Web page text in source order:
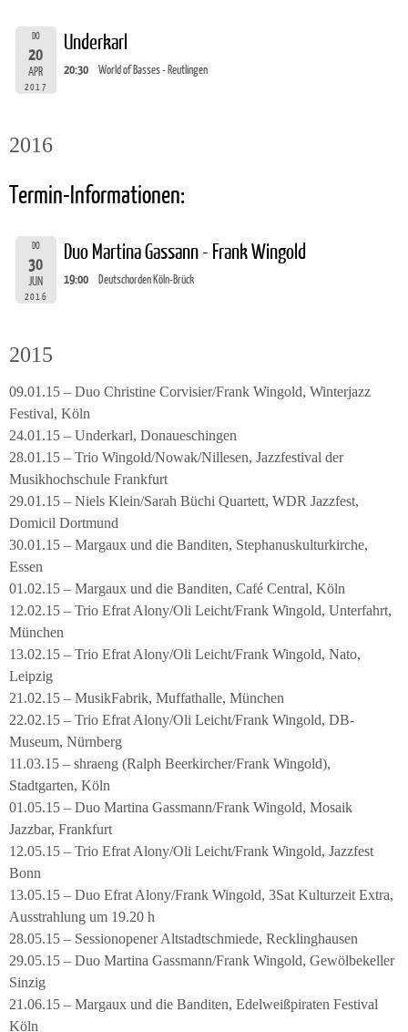
DO
20
APR
2017
Underkarl
20:30 World of Basses - Reutlingen
2016
Termin-Informationen:
DO
30
JUN
2016
Duo Martina Gassann - Frank Wingold
19:00 Deutschorden Köln-Brück
2015
09.01.15 – Duo Christine Corvisier/Frank Wingold, Winterjazz
Festival, Köln
24.01.15 – Underkarl, Donaueschingen
28.01.15 – Trio Wingold/Nowak/Nillesen, Jazzfestival der
Musikhochschule Frankfurt
29.01.15 – Niels Klein/Sarah Büchi Quartett, WDR Jazzfest,
Domicil Dortmund
30.01.15 – Margaux und die Banditen, Stephanuskulturkirche,
Essen
01.02.15 – Margaux und die Banditen, Café Central, Köln
12.02.15 – Trio Efrat Alony/Oli Leicht/Frank Wingold, Unterfahrt,
München
13.02.15 – Trio Efrat Alony/Oli Leicht/Frank Wingold, Nato,
Leipzig
21.02.15 – MusikFabrik, Muffathalle, München
22.02.15 – Trio Efrat Alony/Oli Leicht/Frank Wingold, DB-
Museum, Nürnberg
11.03.15 – shraeng (Ralph Beerkircher/Frank Wingold),
Stadtgarten, Köln
01.05.15 – Duo Martina Gassmann/Frank Wingold, Mosaik
Jazzbar, Frankfurt
12.05.15 – Trio Efrat Alony/Oli Leicht/Frank Wingold, Jazzfest
Bonn
13.05.15 – Duo Efrat Alony/Frank Wingold, 3Sat Kulturzeit Extra,
Ausstrahlung um 19.20 h
28.05.15 – Sessionopener Altstadtschmiede, Recklinghausen
29.05.15 – Duo Martina Gassmann/Frank Wingold, Gewölbekeller
Sinzig
21.06.15 – Margaux und die Banditen, Edelweißpiraten Festival
Köln